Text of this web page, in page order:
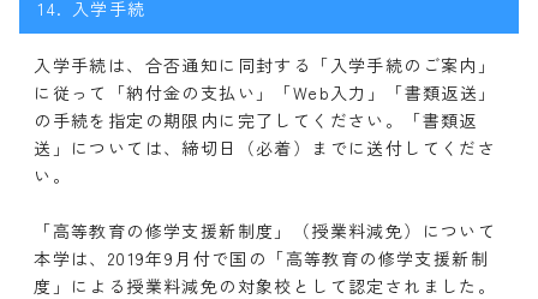
14. 入学手続
入学手続は、合否通知に同封する「入学手続のご案内」
に従って「納付金の支払い」「Web入力」「書類返送」
の手続を指定の期限内に完了してください。「書類返
送」については、締切日（必着）までに送付してくださ
い。
「高等教育の修学支援新制度」（授業料減免）について
本学は、2019年9月付で国の「高等教育の修学支援新制
度」による授業料減免の対象校として認定されました。